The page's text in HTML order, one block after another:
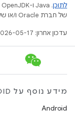
לתוכן
של חברת Oracle ו/או של השותפים העצמאיים שלה.
עדכון אחרון: 2026-05-17 (שעון UTC).
מידע נוסף על ANDROID
Android